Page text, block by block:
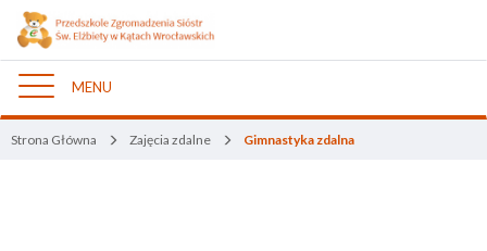
Nawigacja
MENU
Strona Główna Zajęcia zdalne Gimnastyka zdalna